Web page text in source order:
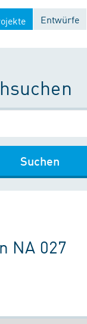
Entwürfe
Suchen
NA 027